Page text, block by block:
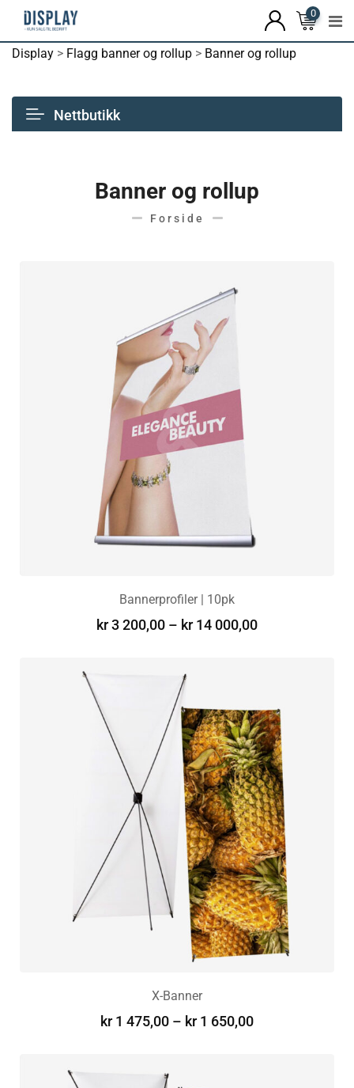
0
Display > Flagg banner og rollup > Banner og rollup
Nettbutikk
Banner og rollup
Forside
Bannerprofiler | 10pk
kr3 200,00 – kr14 000,00
X-Banner
kr1 475,00 – kr1 650,00